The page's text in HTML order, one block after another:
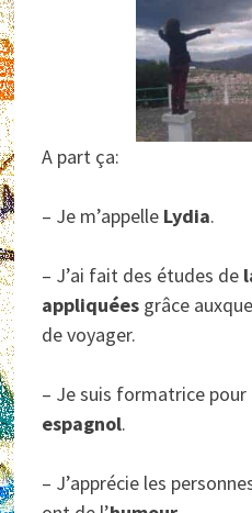
A part ça:
– Je m’appelle Lydia.
– J’ai fait des études de
appliquées grâce
de voyager.
– Je suis formatrice pour
espagnol.
– J’apprécie les